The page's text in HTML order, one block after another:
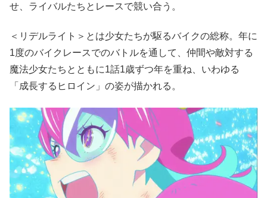
せ、ライバルたちとレースで競い合う。
＜リデルライト＞とは少女たちが駆るバイクの総称。年に
1度のバイクレースでのバトルを通して、仲間や敵対する
魔法少女たちとともに1話1歳ずつ年を重ね、いわゆる
「成長するヒロイン」の姿が描かれる。